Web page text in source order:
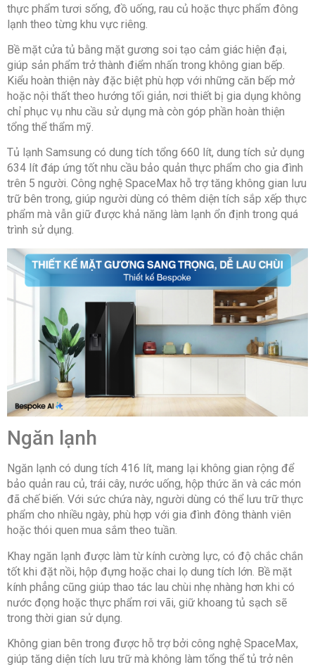
thực phẩm tươi sống, đồ uống, rau củ hoặc thực phẩm đông
lạnh theo từng khu vực riêng.
Bề mặt cửa tủ bằng mặt gương soi tạo cảm giác hiện đại,
giúp sản phẩm trở thành điểm nhấn trong không gian bếp.
Kiểu hoàn thiện này đặc biệt phù hợp với những căn bếp mở
hoặc nội thất theo hướng tối giản, nơi thiết bị gia dụng không
chỉ phục vụ nhu cầu sử dụng mà còn góp phần hoàn thiện
tổng thể thẩm mỹ.
Tủ lạnh Samsung có dung tích tổng 660 lít, dung tích sử dụng
634 lít đáp ứng tốt nhu cầu bảo quản thực phẩm cho gia đình
trên 5 người. Công nghệ SpaceMax hỗ trợ tăng không gian lưu
trữ bên trong, giúp người dùng có thêm diện tích sắp xếp thực
phẩm mà vẫn giữ được khả năng làm lạnh ổn định trong quá
trình sử dụng.
Ngăn lạnh
Ngăn lạnh có dung tích 416 lít, mang lại không gian rộng để
bảo quản rau củ, trái cây, nước uống, hộp thức ăn và các món
đã chế biến. Với sức chứa này, người dùng có thể lưu trữ thực
phẩm cho nhiều ngày, phù hợp với gia đình đông thành viên
hoặc thói quen mua sắm theo tuần.
Khay ngăn lạnh được làm từ kính cường lực, có độ chắc chắn
tốt khi đặt nồi, hộp đựng hoặc chai lọ dung tích lớn. Bề mặt
kính phẳng cũng giúp thao tác lau chùi nhẹ nhàng hơn khi có
nước đọng hoặc thực phẩm rơi vãi, giữ khoang tủ sạch sẽ
trong thời gian sử dụng.
Không gian bên trong được hỗ trợ bởi công nghệ SpaceMax,
giúp tăng diện tích lưu trữ mà không làm tổng thể tủ trở nên